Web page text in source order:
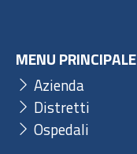
MENU PRINCIPALE
Azienda
Distretti
Ospedali